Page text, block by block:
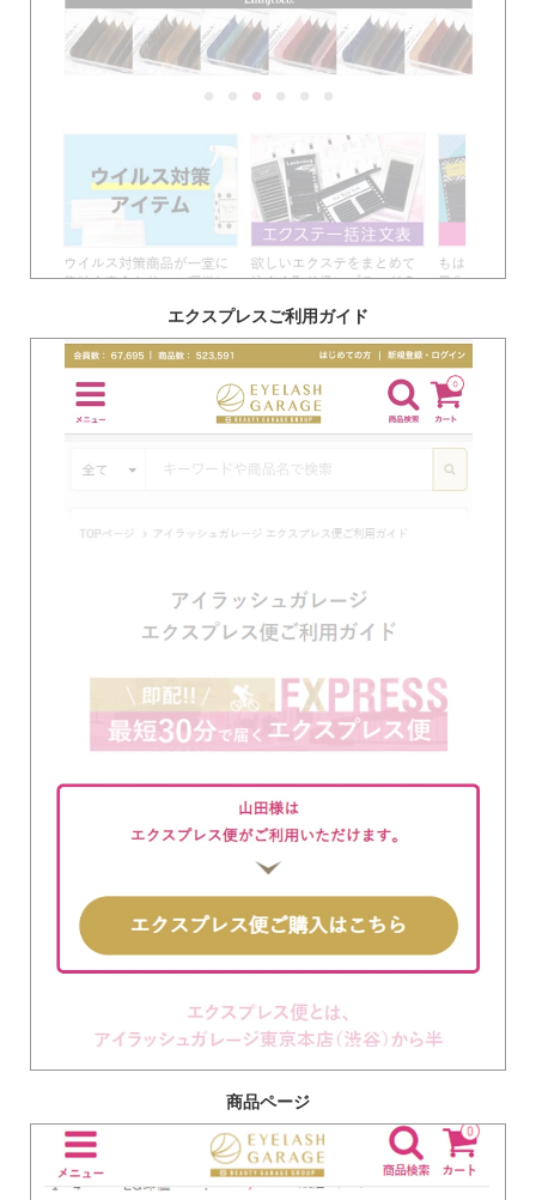
エクスプレスご利用ガイド
商品ページ